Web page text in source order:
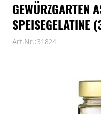
GEWÜRZGARTEN
SPEISEGELATINE
Art.Nr.:31824